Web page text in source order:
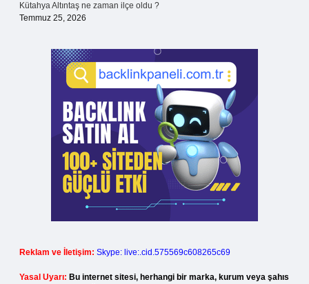
Kütahya Altıntaş ne zaman ilçe oldu ?
Temmuz 25, 2026
Reklam ve İletişim: Skype: live:.cid.575569c608265c69
Yasal Uyarı: Bu internet sitesi, herhangi bir marka, kurum veya şahıs